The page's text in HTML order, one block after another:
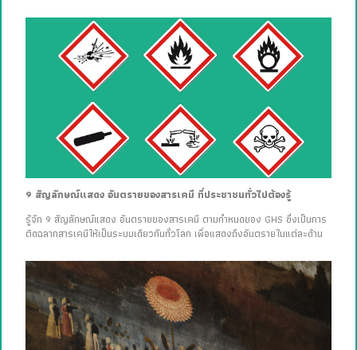
9 สัญลักษณ์แสดง อันตรายของสารเคมี ที่ประชาชนทั่วไปต้องรู้
รู้จัก 9 สัญลักษณ์แสดง อันตรายของสารเคมี ตามกำหนดของ GHS ซึ่งเป็นการ
ติดฉลากสารเคมีให้เป็นระบบเดียวกันทั่วโลก เพื่อแสดงถึงอันตรายในแต่ละด้าน